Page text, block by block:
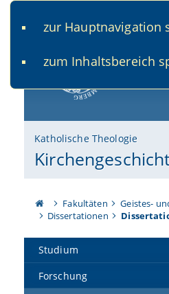
zur Hauptnavigation
zum Inhaltsbereich
Katholische Theologie
Fakultäten Geistes-
Dissertationen
Studium
Forschung